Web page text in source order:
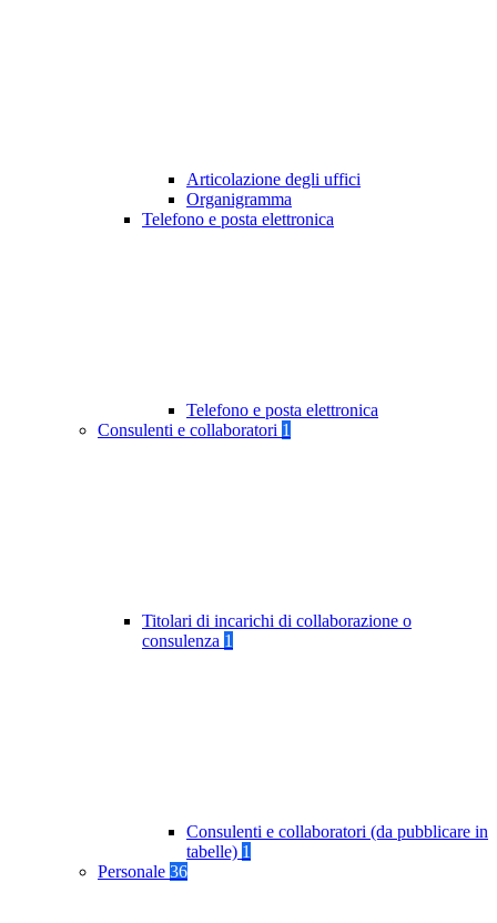
Articolazione degli uffici
Organigramma
Telefono e posta elettronica
Telefono e posta elettronica
Consulenti e collaboratori 1
Titolari di incarichi di collaborazione o
consulenza 1
Consulenti e collaboratori (da pubblicare in
tabelle) 1
Personale 36